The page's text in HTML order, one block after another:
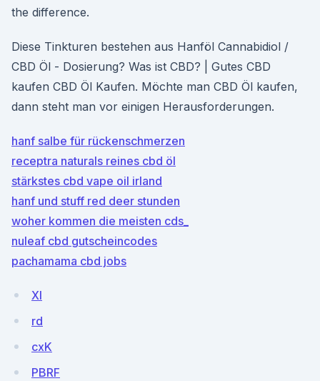
the difference.
Diese Tinkturen bestehen aus Hanföl Cannabidiol /
CBD Öl - Dosierung? Was ist CBD? | Gutes CBD
kaufen CBD Öl Kaufen. Möchte man CBD Öl kaufen,
dann steht man vor einigen Herausforderungen.
hanf salbe für rückenschmerzen
receptra naturals reines cbd öl
stärkstes cbd vape oil irland
hanf und stuff red deer stunden
woher kommen die meisten cds_
nuleaf cbd gutscheincodes
pachamama cbd jobs
Xl
rd
cxK
PBRF